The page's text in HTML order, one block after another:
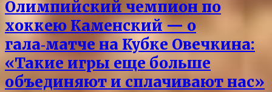
Олимпийский чемпион по
хоккею Каменский — о
гала‑матче на Кубке Овечкина:
«Такие игры еще больше
объединяют и сплачивают нас»